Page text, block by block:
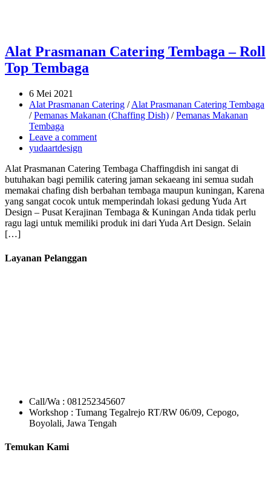
Alat Prasmanan Catering Tembaga – Roll
Top Tembaga
6 Mei 2021
Alat Prasmanan Catering /Alat Prasmanan Catering Tembaga
/Pemanas Makanan (Chaffing Dish) /Pemanas Makanan
Tembaga
Leave a comment
yudaartdesign
Alat Prasmanan Catering Tembaga Chaffingdish ini sangat di
butuhakan bagi pemilik catering jaman sekaeang ini semua sudah
memakai chafing dish berbahan tembaga maupun kuningan, Karena
yang sangat cocok untuk memperindah lokasi gedung Yuda Art
Design – Pusat Kerajinan Tembaga & Kuningan Anda tidak perlu
ragu lagi untuk memiliki produk ini dari Yuda Art Design. Selain
[…]
Layanan Pelanggan
Call/Wa : 081252345607
Workshop : Tumang Tegalrejo RT/RW 06/09, Cepogo,
Boyolali, Jawa Tengah
Temukan Kami